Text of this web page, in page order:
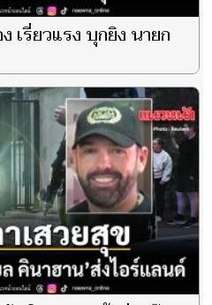
เรี่ยวแรง บุกยิง นายก